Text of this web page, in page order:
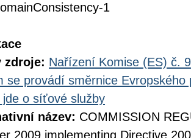
1
zdroje: Nařízení Komise (ES) č.
se provádí směrnice
jde o síťové služby
název: COMMISSION
2009 implementing Directive